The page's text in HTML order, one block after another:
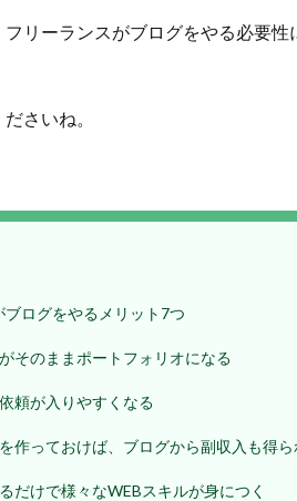
フリーランスがブログをやる必要
さいね。
ブログをやるメリット7つ
そのままポートフォリオになる
頼が入りやすくなる
作っておけば、ブログから副収入も得ら
だけで様々なWEBスキルが身につく